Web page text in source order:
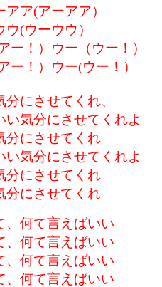
アア(アーアア）
ウ(ウーウウ）
ー！）ウー（ウー！）
ー！）ウー(ウー！）
分にさせてくれ、
い気分にさせてくれよ
分にさせてくれ
い気分にさせてくれよ
分にさせてくれ
分にさせてくれ
、何て言えばいい
、何て言えばいい
、何て言えばいい
、何て言えばいい